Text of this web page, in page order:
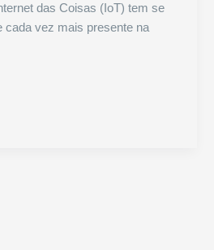
das Coisas (IoT) tem se
cada vez mais presente na